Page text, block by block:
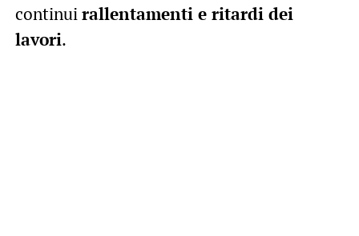
continuirallentamenti e ritardi dei
lavori.